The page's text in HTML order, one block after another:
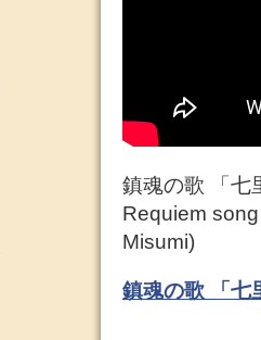
鎮魂の歌 「七
Requiem
Misumi)
鎮魂の歌 「七